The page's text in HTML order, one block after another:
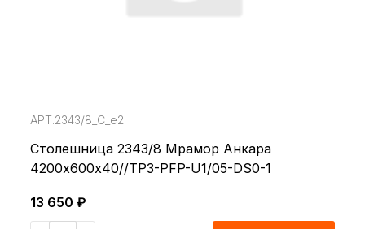
АРТ.2343/8_С_е2
Столешница 2343/8 Мрамор Анкара
4200х600х40//TP3-PFP-U1/05-DS0-1
13 650 ₽